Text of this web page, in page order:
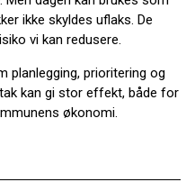
ikke skyldes uflaks. De
vi kan redusere.
planlegging, prioritering og
kan gi stor effekt, både for
økonomi.